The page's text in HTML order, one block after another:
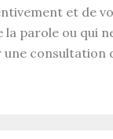
et de
parole ou qui
consultation